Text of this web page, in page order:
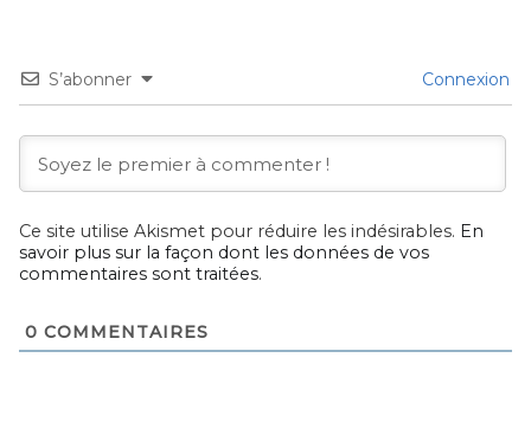
S’abonner Connexion
Ce site utilise Akismet pour réduire les indésirables. En
savoir plus sur la façon dont les données de vos
commentaires sont traitées.
0 COMMENTAIRES